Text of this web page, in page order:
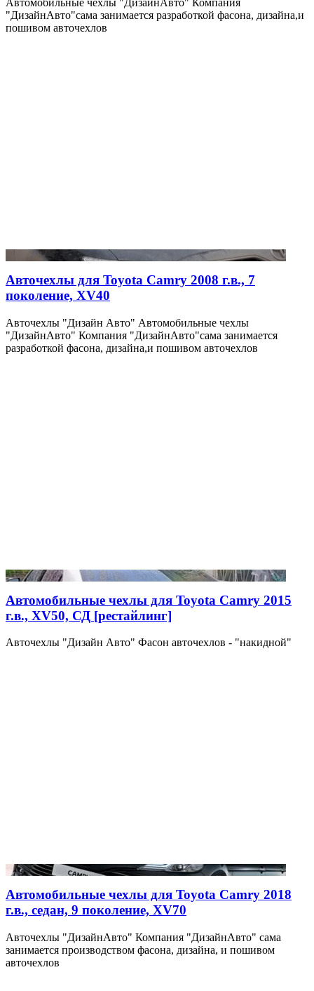
Автомобильные чехлы "ДизайнАвто" Компания
"ДизайнАвто"сама занимается разработкой фасона, дизайна,и
пошивом авточехлов
Авточехлы для Toyota Camry 2008 г.в., 7
поколение, XV40
Авточехлы "Дизайн Авто" Автомобильные чехлы
"ДизайнАвто" Компания "ДизайнАвто"сама занимается
разработкой фасона, дизайна,и пошивом авточехлов
Автомобильные чехлы для Toyota Camry 2015
г.в., XV50, СД [рестайлинг]
Авточехлы "Дизайн Авто" Фасон авточехлов - "накидной"
Автомобильные чехлы для Toyota Camry 2018
г.в., седан, 9 поколение, XV70
Авточехлы "ДизайнАвто" Компания "ДизайнАвто" сама
занимается производством фасона, дизайна, и пошивом
авточехлов